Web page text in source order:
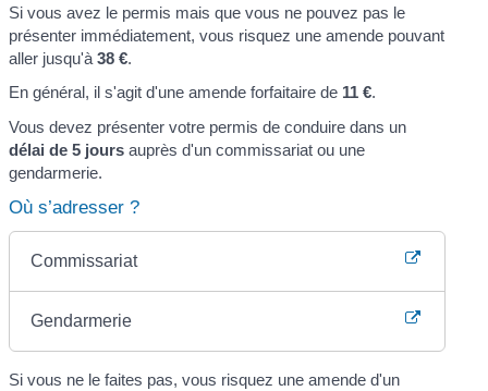
Si vous avez le permis mais que vous ne pouvez pas le
présenter immédiatement, vous risquez une amende pouvant
aller jusqu'à38 €.
En général, il s'agit d'une amende forfaitaire de 11 €.
Vous devez présenter votre permis de conduire dans un
délai de 5 jours auprès d'un commissariat ou une
gendarmerie.
Où s’adresser ?
Commissariat
Gendarmerie
Si vous ne le faites pas, vous risquez une amende d'un